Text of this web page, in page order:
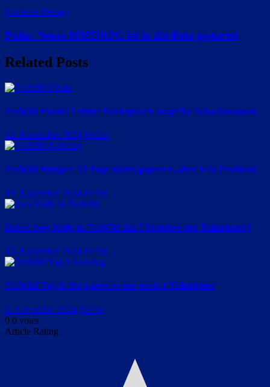
Nächster Beitrag
Palia: Neues MMORPG ist in die Beta gestartet
Related Posts
7vsWild Finale: Letzter Funkspruch sorgt für Schockmoment
22. November 2024 Stefan
7vsWild Hunger: 13 Tage nichts gegessen, aber kein Problem!
19. November 2024 Stefan
Rettet Joey Kelly in 7vsWild das Überleben der Teilnehmer?
17. November 2024 Stefan
7vsWild Tag 8: Da waren es nur noch 4 Teilnehmer
5. November 2024 Stefan
0 0 votes
Article Rating